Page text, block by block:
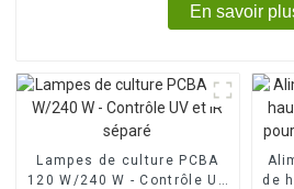
En savoir
Lampes de culture PCBA
120 W/240 W - Contrôle UV
de